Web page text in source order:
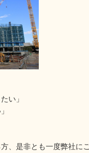
い」
、是非とも一度弊社に